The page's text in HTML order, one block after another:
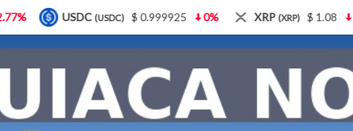
Semana del Abuelo en La Quiaca: música, baile y un encuentro
$ 0.999925 0% XRP(XRP) $ 1.08 3.87% Solana(SOL)